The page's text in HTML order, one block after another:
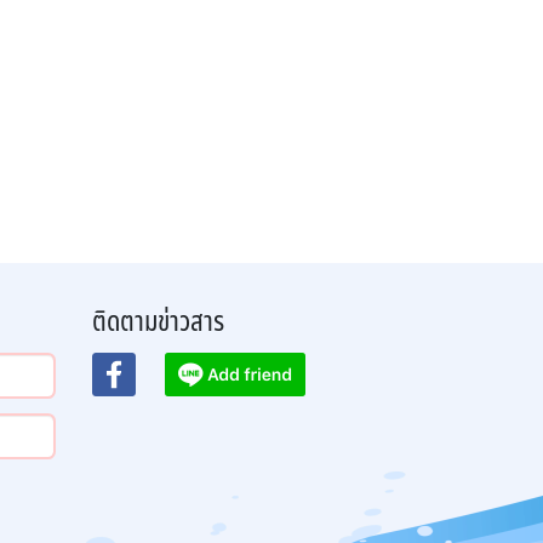
ติดตามข่าวสาร